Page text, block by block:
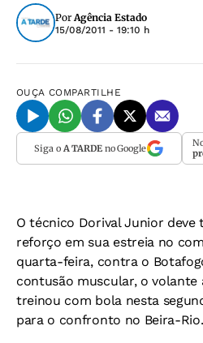
PorAgência Estado
15/08/2011 - 19:10 h
OUÇA COMPARTILHE
Siga o A TARDEno Google
O técnico Dorival Junior
reforço em sua estreia no
quarta-feira, contra o
contusão muscular, o volante
treinou com bola nesta
para o confronto no Beira-Rio.